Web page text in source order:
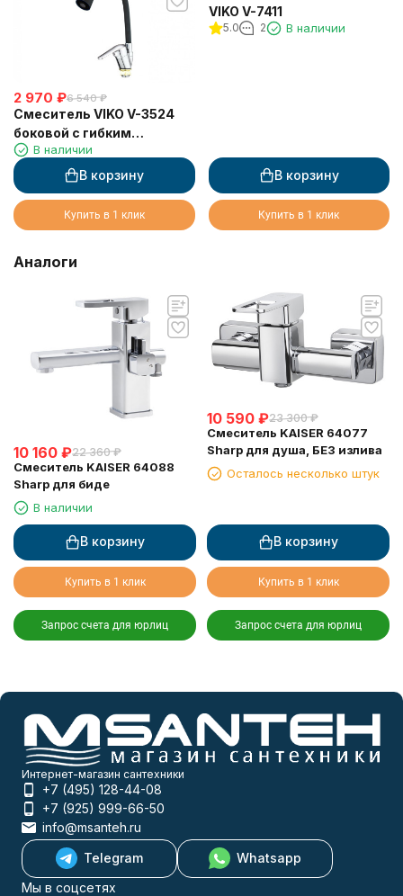
2 970 ₽6 540 ₽
Смеситель VIKO V-3524
боковой с гибким
изливом, 2-режима, Ø35,
с гайкой, чёрный
В наличии
В корзину
Купить в 1 клик
VIKO V-7411
5.0 2 В наличии
В корзину
Купить в 1 клик
Аналоги
10 160 ₽22 360 ₽
Смеситель KAISER 64088
Sharp для биде
В наличии
В корзину
Купить в 1 клик
Запрос счета для юрлиц
10 590 ₽23 300 ₽
Смеситель KAISER 64077
Sharp для душа, БЕЗ излива
Осталось несколько штук
В корзину
Купить в 1 клик
Запрос счета для юрлиц
Интернет-магазин сантехники
+7 (495) 128-44-08
+7 (925) 999-66-50
info@msanteh.ru
Telegram
Whatsapp
Мы в соцсетях